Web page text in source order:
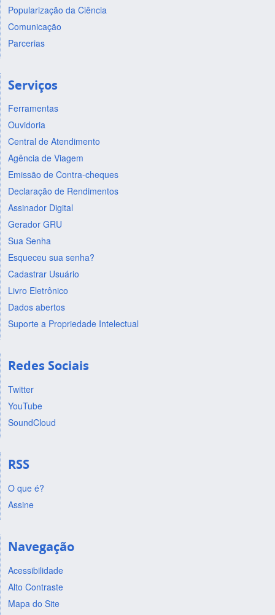
Popularização da Ciência
Comunicação
Parcerias
Serviços
Ferramentas
Ouvidoria
Central de Atendimento
Agência de Viagem
Emissão de Contra-cheques
Declaração de Rendimentos
Assinador Digital
Gerador GRU
Sua Senha
Esqueceu sua senha?
Cadastrar Usuário
Livro Eletrônico
Dados abertos
Suporte a Propriedade Intelectual
Redes Sociais
Twitter
YouTube
SoundCloud
RSS
O que é?
Assine
Navegação
Acessibilidade
Alto Contraste
Mapa do Site